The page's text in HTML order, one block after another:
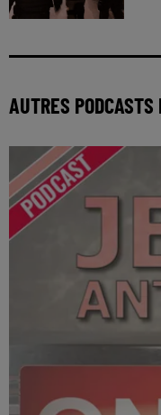
AUTRES